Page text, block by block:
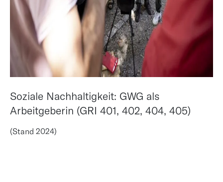
Soziale Nachhaltigkeit: GWG als
Arbeitgeberin (GRI 401, 402, 404, 405)
(Stand 2024)